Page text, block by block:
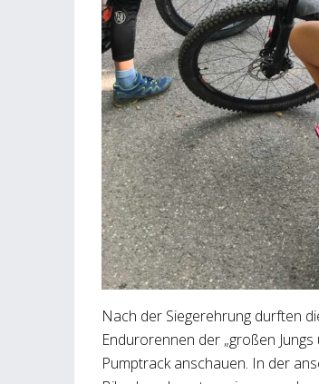
Nach der Siegerehrung durften
Endurorennen der „großen
Pumptrack anschauen. In der